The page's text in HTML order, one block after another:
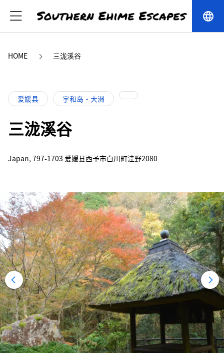
language
HOME 三泷溪谷
爱媛县 宇和岛・大洲
三泷溪谷
Japan, 797-1703 爱媛县西予市白川町洼野2080